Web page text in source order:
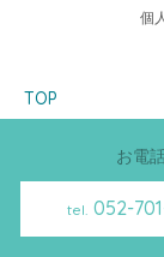
個
TOP
診療の流れ
お電
tel. 052-